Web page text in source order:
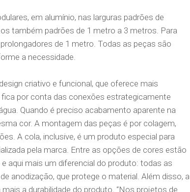
em alumínio, nas larguras padrões de
também padrões de 1 metro a 3 metros. Para
de 1 metro. Todas as peças são
a necessidade.
criativo e funcional, que oferece mais
por conta das conexões estrategicamente
Quando é preciso acabamento aparente na
cor. A montagem das peças é por colagem,
A cola, inclusive, é um produto especial para
pela marca. Entre as opções de cores estão
aqui mais um diferencial do produto: todas as
anodização, que protege o material. Além disso, a
a durabilidade do produto. “Nos projetos de